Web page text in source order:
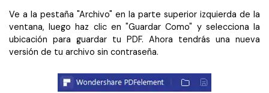
Ve a la pestaña "Archivo" en la parte superior izquierda de la
ventana, luego haz clic en "Guardar Como" y selecciona la
ubicación para guardar tu PDF. Ahora tendrás una nueva
versión de tu archivo sin contraseña.